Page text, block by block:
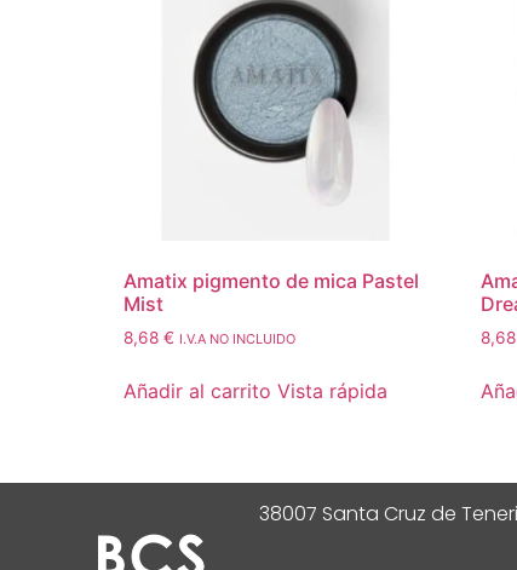
Amatix pigmento de mica Pastel
Mist
8,68 € I.V.A NO INCLUIDO
Añadir al carrito Vista rápida
8,68
38007 Santa Cruz de